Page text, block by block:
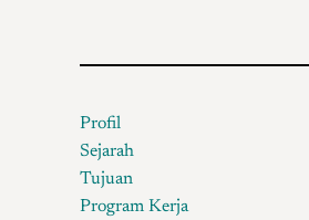
Profil
Sejarah
Tujuan
Program Kerja